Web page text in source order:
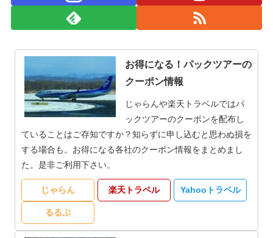
お得になる！パックツアーの
クーポン情報
じゃらんや楽天トラベルではパ
ックツアーのクーポンを配布し
ていることはご存知ですか？知らずに申し込むと思わぬ損を
する場合も。お得になる各社のクーポン情報をまとめまし
た。是非ご利用下さい。
じゃらん 楽天トラベル Yahooトラベル
るるぶ